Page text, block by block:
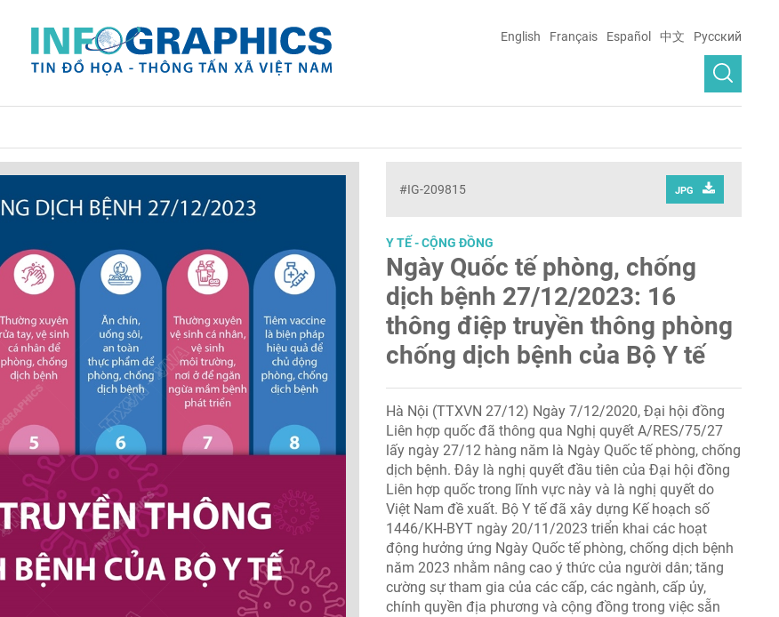
English Français Español 中文 Русский
#IG-209815 JPG
Y TẾ - CỘNG ĐỒNG
Ngày Quốc tế phòng, chống
dịch bệnh 27/12/2023: 16
thông điệp truyền thông phòng
chống dịch bệnh của Bộ Y tế
Hà Nội (TTXVN 27/12) Ngày 7/12/2020, Đại hội đồng
Liên hợp quốc đã thông qua Nghị quyết A/RES/75/27
lấy ngày 27/12 hàng năm là Ngày Quốc tế phòng, chống
dịch bệnh. Đây là nghị quyết đầu tiên của Đại hội đồng
Liên hợp quốc trong lĩnh vực này và là nghị quyết do
Việt Nam đề xuất. Bộ Y tế đã xây dựng Kế hoạch số
1446/KH-BYT ngày 20/11/2023 triển khai các hoạt
động hưởng ứng Ngày Quốc tế phòng, chống dịch bệnh
năm 2023 nhằm nâng cao ý thức của người dân; tăng
cường sự tham gia của các cấp, các ngành, cấp ủy,
chính quyền địa phương và cộng đồng trong việc sẵn